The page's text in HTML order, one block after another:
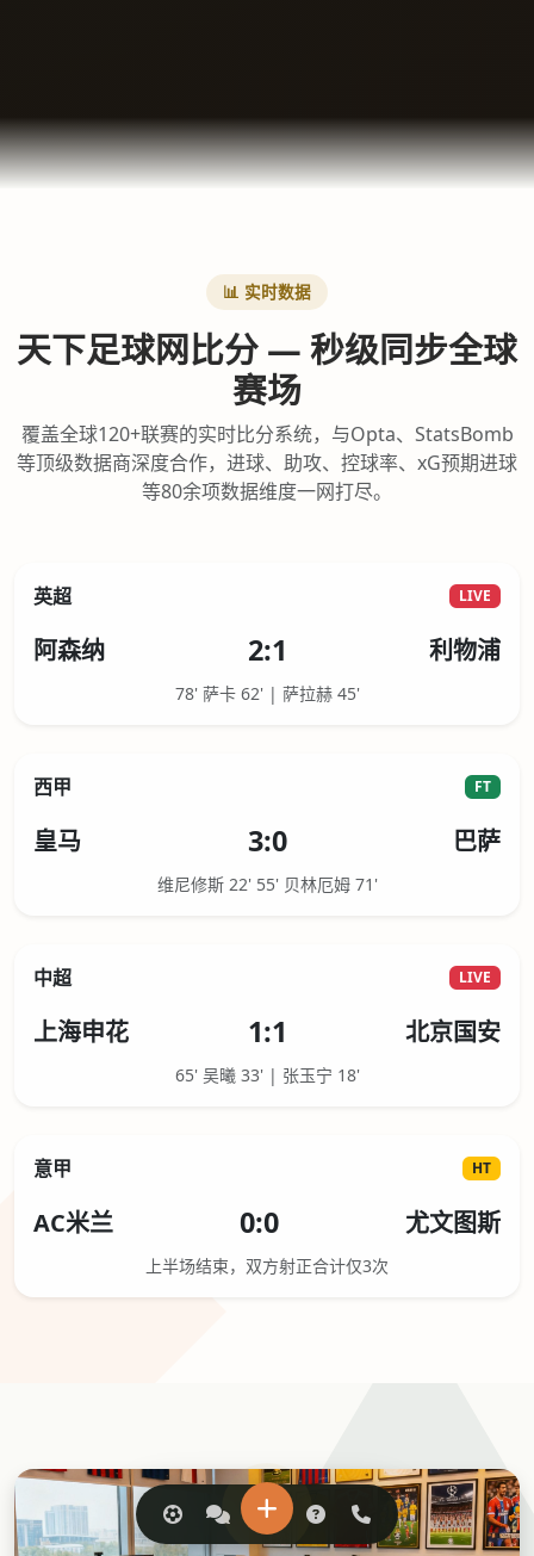
📊 实时数据
天下足球网比分 — 秒级同步全球
赛场
覆盖全球120+联赛的实时比分系统，与Opta、StatsBomb
等顶级数据商深度合作，进球、助攻、控球率、xG预期进球
等80余项数据维度一网打尽。
英超 LIVE
阿森纳 2:1 利物浦
78' 萨卡 62' | 萨拉赫 45'
西甲 FT
皇马 3:0 巴萨
维尼修斯 22' 55' 贝林厄姆 71'
中超 LIVE
上海申花 1:1 北京国安
65' 吴曦 33' | 张玉宁 18'
意甲 HT
AC米兰 0:0 尤文图斯
上半场结束，双方射正合计仅3次